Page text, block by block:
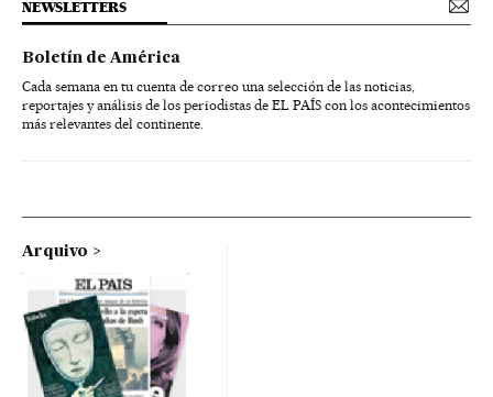
NEWSLETTERS
Boletín de América
Cada semana en tu cuenta de correo una selección de las noticias,
reportajes y análisis de los periodistas de EL PAÍS con los acontecimientos
más relevantes del continente.
Arquivo